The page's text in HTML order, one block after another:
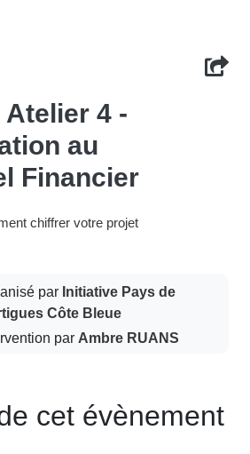
4 -
au
Financier
chiffrer votre projet
parInitiative Pays de
Côte Bleue
parAmbre RUANS
cet évènement